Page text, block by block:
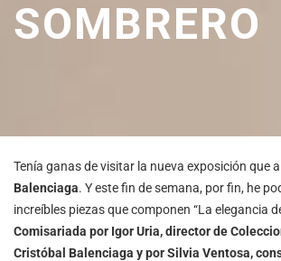
SOMBRERO
Tenía ganas de visitar la nueva exposición que
Balenciaga. Y este fin de semana, por fin, he
increíbles piezas que componen “La elegancia
Comisariada por Igor Uria, director de
Cristóbal Balenciaga y por Silvia Ventosa,